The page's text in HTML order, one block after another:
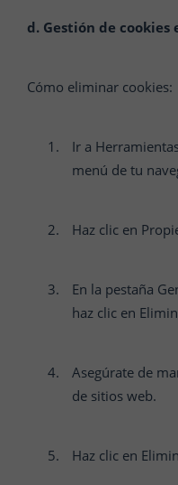
d. Gestión de
Cómo eliminar cookies:
Ir a
menú de tu
Haz clic en
En la pestaña
haz clic en
Asegúrate de
de sitios web.
Haz clic en